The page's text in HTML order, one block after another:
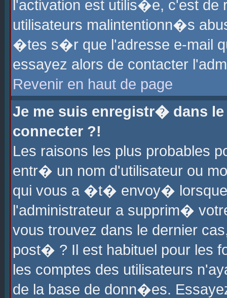
l'activation est utilis�e, c'est
utilisateurs malintentionn�s
�tes s�r que l'adresse e-mail
essayez alors de contacter
Revenir en haut de page
Je me suis enregistr� dans
connecter ?!
Les raisons les plus probables
entr� un nom d'utilisateur ou
qui vous a �t� envoy�
l'administrateur a supprim�
vous trouvez dans le dernier
post� ? Il est habituel pour les
les comptes des utilisateurs
de la base de donn�es.